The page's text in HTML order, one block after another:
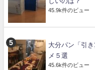
45.9k件のビュー
大分パン「引
メ５選
45.6k件のビュー